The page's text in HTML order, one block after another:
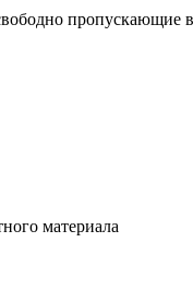
пропускающие
материала